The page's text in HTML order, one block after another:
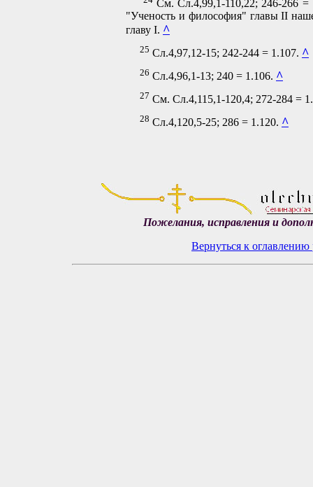
См. Сл.4,99,1-110,22; 246-266 =
"Ученость и философия" главы II
главу I. ^
25 Сл.4,97,12-15; 242-244 = 1.107. ^
26 Сл.4,96,1-13; 240 = 1.106. ^
27 См. Сл.4,115,1-120,4; 272-284 =
28 Сл.4,120,5-25; 286 = 1.120. ^
Пожелания, исправления и
Вернуться к оглавлению